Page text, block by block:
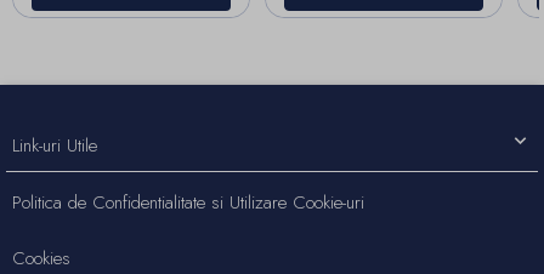
Link-uri Utile
Politica de Confidentialitate si Utilizare Cookie-uri
Cookies